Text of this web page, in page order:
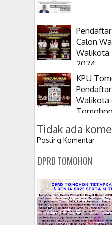
Calon
Walikota
2024
KPU
Walikota
Tidak ada
Posting Komentar
DPRD TOMOHON